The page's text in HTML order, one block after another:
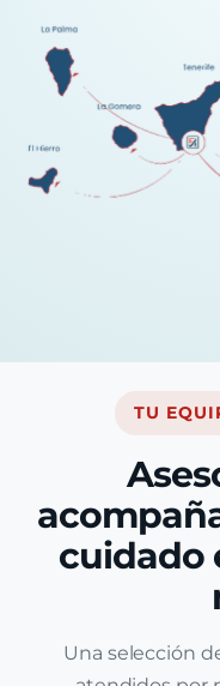
TU
cuidado
Una selección